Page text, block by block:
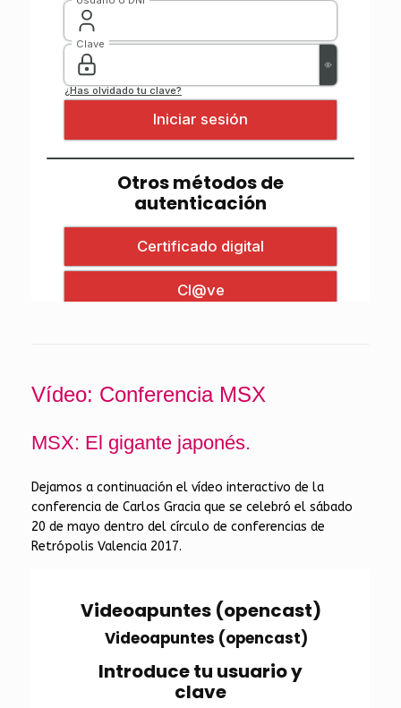
Vídeo: Conferencia MSX
MSX: El gigante japonés.
Dejamos a continuación el vídeo interactivo de la
conferencia de Carlos Gracia que se celebró el sábado
20 de mayo dentro del círculo de conferencias de
Retrópolis Valencia 2017.